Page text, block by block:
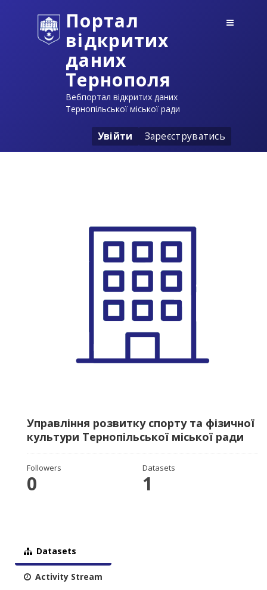
Портал
відкритих
даних
Тернополя
Вебпортал відкритих даних
Тернопільської міської ради
Увійти Зареєструватись
Управління розвитку спорту та фізичної
культури Тернопільської міської ради
Followers
0
Datasets
1
Datasets
Activity Stream